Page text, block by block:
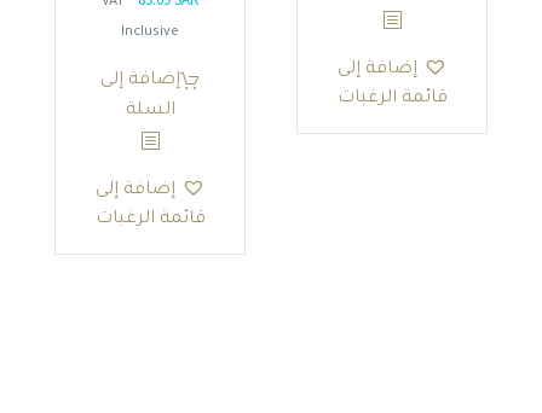
إضافة إلى
قائمة الرغبات
الأصلي
97.75 SAR.
الحالي
83.09 SAR.
Inclusive
إضافة إلى
السلة
إضافة إلى
قائمة الرغبات